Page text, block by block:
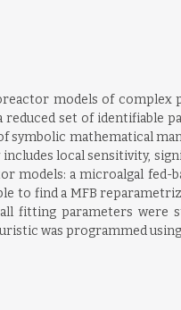
models of complex
reduced set of identifiable
symbolic mathematical
local sensitivity,
models: a microalgal fed-
to find a MFB
fitting parameters were
was programmed